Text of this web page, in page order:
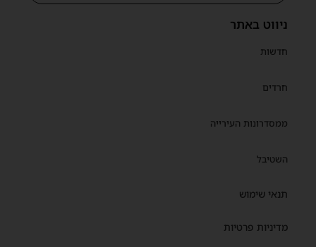
ניווט באתר
חדשות
חרדים
ממסדרונות העירייה
השטיבל
תנאי שימוש
מדיניות פרטיות